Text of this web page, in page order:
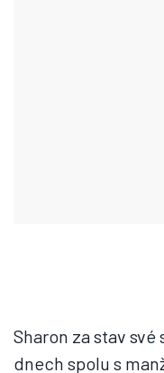
Sharon za stav
dnech spolu s